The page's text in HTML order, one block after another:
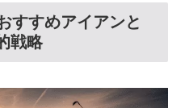
すすめアイアンと
戦略